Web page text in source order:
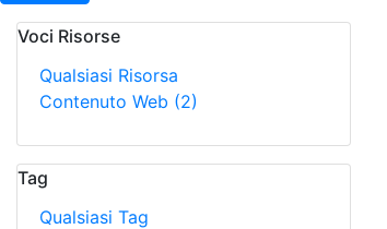
Voci Risorse
Qualsiasi Risorsa
Contenuto Web (2)
Tag
Qualsiasi Tag